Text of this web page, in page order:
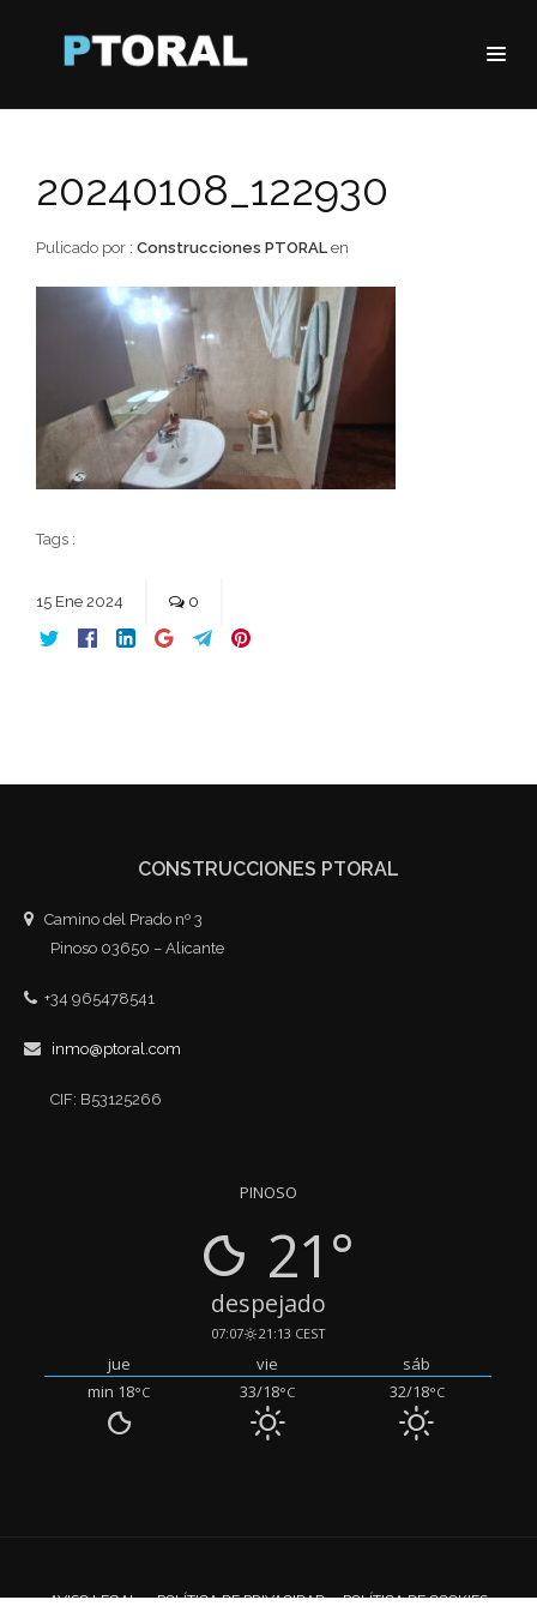
20240108_122930
Pulicado por : Construcciones PTORAL en
Tags :
15 Ene 2024 0
CONSTRUCCIONES PTORAL
Camino del Prado nº 3
Pinoso 03650 – Alicante
+34 965478541
inmo@ptoral.com
CIF: B53125266
PINOSO
21°
despejado
07:07 21:13 CEST
jue vie
sáb
min 18°C 33/18°C 32/18°C
AVISO LEGAL POLÍTICA DE PRIVACIDAD POLÍTICA DE COOKIES